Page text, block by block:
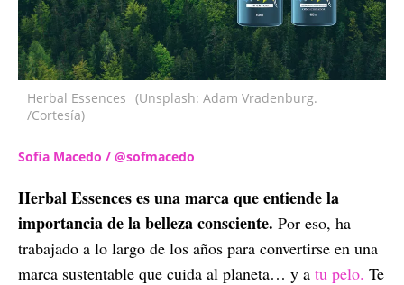
Herbal Essences (Unsplash: Adam Vradenburg.
/Cortesía)
Sofia Macedo / @sofmacedo
Herbal Essences es una marca que entiende la
importancia de la belleza consciente. Por eso, ha
trabajado a lo largo de los años para convertirse en una
marca sustentable que cuida al planeta… y a tu pelo. Te